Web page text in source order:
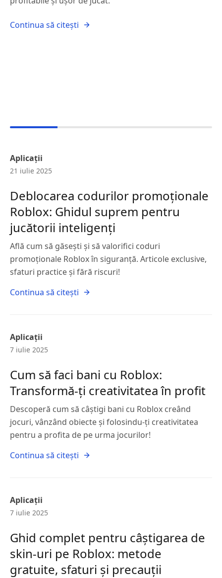
Continua să citești
Aplicații
21 iulie 2025
Deblocarea codurilor promoționale
Roblox: Ghidul suprem pentru
jucătorii inteligenți
Află cum să găsești și să valorifici coduri
promoționale Roblox în siguranță. Articole exclusive,
sfaturi practice și fără riscuri!
Continua să citești
Aplicații
7 iulie 2025
Cum să faci bani cu Roblox:
Transformă-ți creativitatea în profit
Descoperă cum să câștigi bani cu Roblox creând
jocuri, vânzând obiecte și folosindu-ți creativitatea
pentru a profita de pe urma jocurilor!
Continua să citești
Aplicații
7 iulie 2025
Ghid complet pentru câștigarea de
skin-uri pe Roblox: metode
gratuite, sfaturi și precauții